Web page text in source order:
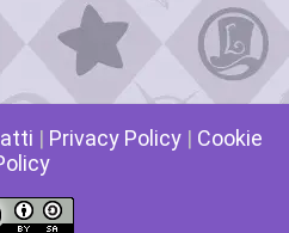
| Privacy Policy | Cookie